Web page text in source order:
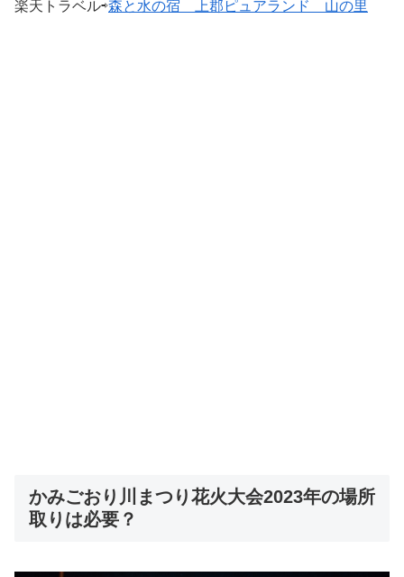
楽天トラベル⇨森と水の宿 上郡ピュアランド 山の里
かみごおり川まつり花火大会2023年の場所
取りは必要？